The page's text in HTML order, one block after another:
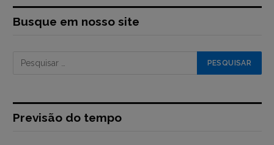
Busque em nosso site
Previsão do tempo